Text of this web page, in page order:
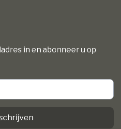
in en abonneer u op